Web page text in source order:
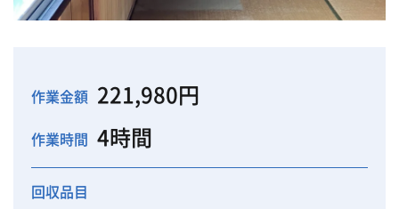
作業金額 221,980円
作業時間 4時間
回収品目